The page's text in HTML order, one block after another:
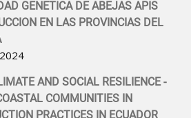
GENETICA DE ABEJAS APIS
EN LAS PROVINCIAS DEL
AND SOCIAL RESILIENCE -
COMMUNITIES IN
PRACTICES IN ECUADOR